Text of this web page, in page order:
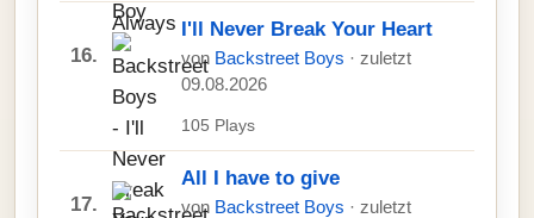
16.
I'll Never Break Your Heart
von Backstreet Boys · zuletzt
09.08.2026
105 Plays
17.
All I have to give
von Backstreet Boys · zuletzt